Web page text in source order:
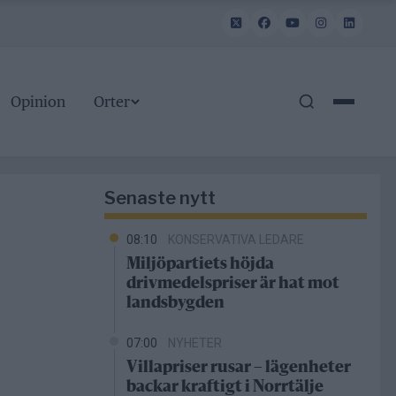
Opinion Orter
Senaste nytt
08:10 KONSERVATIVA LEDARE
Miljöpartiets höjda
drivmedelspriser är hat mot
landsbygden
07:00 NYHETER
Villapriser rusar – lägenheter
backar kraftigt i Norrtälje